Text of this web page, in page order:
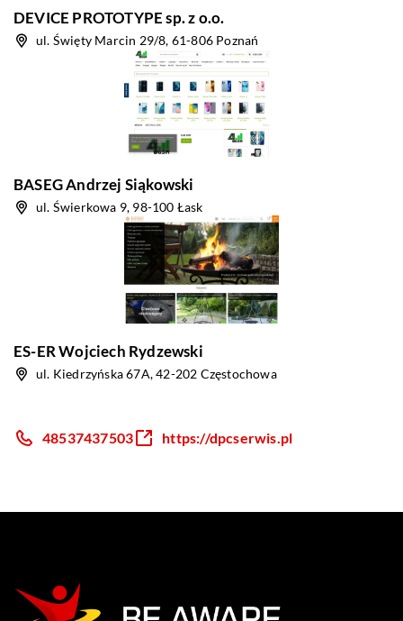
DEVICE PROTOTYPE sp. z o.o.
ul. Święty Marcin 29/8, 61-806 Poznań
BASEG Andrzej Siąkowski
ul. Świerkowa 9, 98-100 Łask
ES-ER Wojciech Rydzewski
ul. Kiedrzyńska 67A, 42-202 Częstochowa
48537437503 https://dpcserwis.pl